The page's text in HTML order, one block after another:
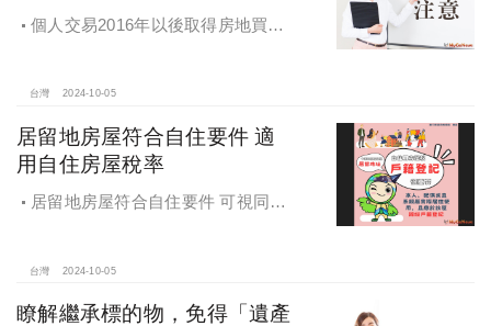
個人交易2016年以後取得房地買賣
得稅
台灣 2024-10-05
居留地房屋符合自住要件 適
用自住房屋稅率
居留地房屋符合自住要件 可視同該
台灣 2024-10-05
瞭解繼承標的物，免得「遺產